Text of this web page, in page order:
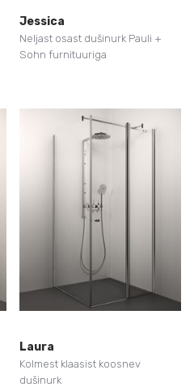
Jessica
Neljast osast dušinurk Pauli +
Sohn furnituuriga
Laura
Kolmest klaasist koosnev
dušinurk